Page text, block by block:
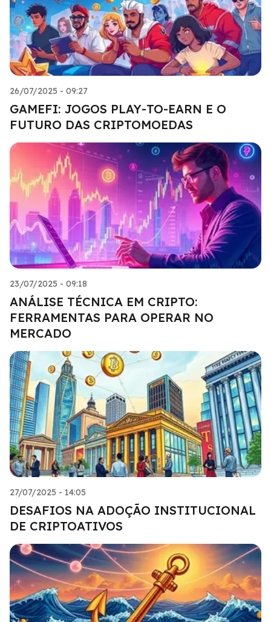
26/07/2025 - 09:27
GAMEFI: JOGOS PLAY-TO-EARN E O
FUTURO DAS CRIPTOMOEDAS
23/07/2025 - 09:18
ANÁLISE TÉCNICA EM CRIPTO:
FERRAMENTAS PARA OPERAR NO
MERCADO
27/07/2025 - 14:05
DESAFIOS NA ADOÇÃO INSTITUCIONAL
DE CRIPTOATIVOS